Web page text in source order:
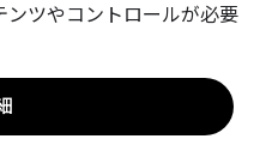
ツやコントロールが必要